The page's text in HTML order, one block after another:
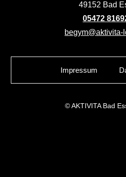
49152 Bad
05472
begym@aktivita-
Impressum
© AKTIVITA Bad